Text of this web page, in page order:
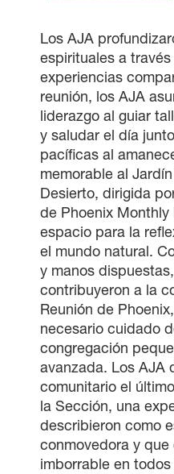
Los AJA
espirituales a
experiencias
reunión, los AJA
liderazgo al guiar
y saludar el día
pacíficas al
memorable al
Desierto, dirigida
de Phoenix
espacio para la
el mundo natural.
y manos
contribuyeron a la
Reunión de
necesario cuidado
congregación
avanzada. Los AJA
comunitario el
la Sección, una
describieron como
conmovedora y
imborrable en